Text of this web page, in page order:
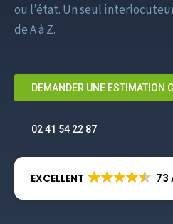
ou l’état. Un seul
de A à Z.
DEMANDER UNE ESTIMATION
02 41 54 22 87
EXCELLENT 73